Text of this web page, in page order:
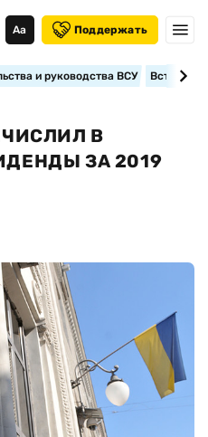
Аа Поддержать
и руководства ВСУ
В
ЗА 2019